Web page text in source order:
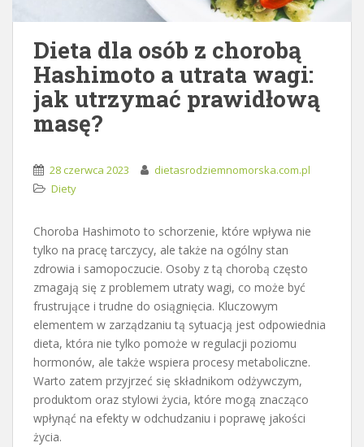
Dieta dla osób z chorobą
Hashimoto a utrata wagi:
jak utrzymać prawidłową
masę?
28 czerwca 2023
dietasrodziemnomorska.com.pl
Diety
Choroba Hashimoto to schorzenie, które wpływa nie
tylko na pracę tarczycy, ale także na ogólny stan
zdrowia i samopoczucie. Osoby z tą chorobą często
zmagają się z problemem utraty wagi, co może być
frustrujące i trudne do osiągnięcia. Kluczowym
elementem w zarządzaniu tą sytuacją jest odpowiednia
dieta, która nie tylko pomoże w regulacji poziomu
hormonów, ale także wspiera procesy metaboliczne.
Warto zatem przyjrzeć się składnikom odżywczym,
produktom oraz stylowi życia, które mogą znacząco
wpłynąć na efekty w odchudzaniu i poprawę jakości
życia.